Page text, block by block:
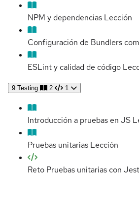
NPM y dependencias Lección
Configuración de Bundlers
ESLint y calidad de código
9 Testing 2 1
Introducción a pruebas en JS
Pruebas unitarias Lección
Reto Pruebas unitarias con Jest